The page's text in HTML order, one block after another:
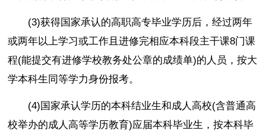
(3)获得国家承认的高职高专毕业学历后，经过两年
或两年以上学习或工作且进修完相应本科段主干课8门课
程(能提交有进修学校教务处公章的成绩单)的人员，按大
学本科生同等学力身份报考。
(4)国家承认学历的本科结业生和成人高校(含普通高
校举办的成人高等学历教育)应届本科毕业生，按本科毕